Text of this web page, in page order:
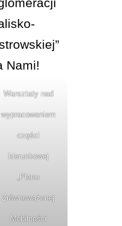
Warsztaty nad
wypracowaniem
części
kierunkowej
„Planu
Zrównoważonej
Mobilności